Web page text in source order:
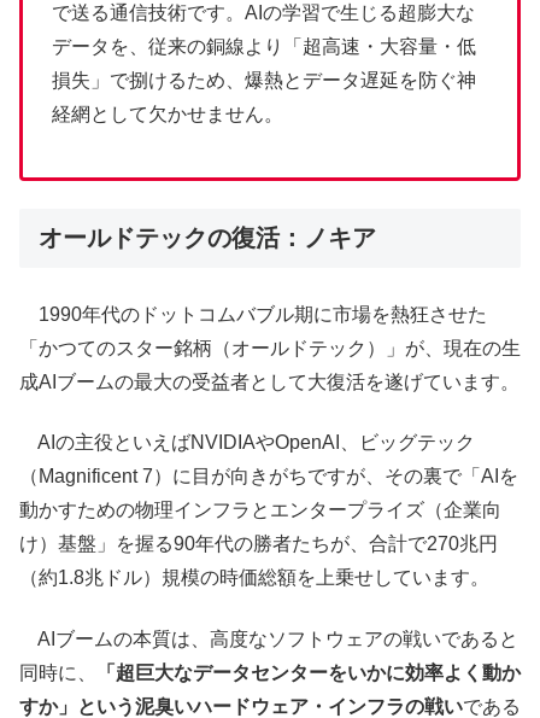
で送る通信技術です。AIの学習で生じる超膨大な
データを、従来の銅線より「超高速・大容量・低
損失」で捌けるため、爆熱とデータ遅延を防ぐ神
経網として欠かせません。
オールドテックの復活：ノキア
1990年代のドットコムバブル期に市場を熱狂させた
「かつてのスター銘柄（オールドテック）」が、現在の生
成AIブームの最大の受益者として大復活を遂げています。
AIの主役といえばNVIDIAやOpenAI、ビッグテック
（Magnificent 7）に目が向きがちですが、その裏で「AIを
動かすための物理インフラとエンタープライズ（企業向
け）基盤」を握る90年代の勝者たちが、合計で270兆円
（約1.8兆ドル）規模の時価総額を上乗せしています。
AIブームの本質は、高度なソフトウェアの戦いであると
同時に、
「超巨大なデータセンターをいかに効率よく動か
すか」という泥臭いハードウェア・インフラの戦いである